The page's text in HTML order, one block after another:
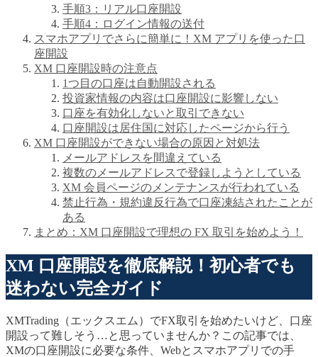
手順3：リアル口座開設
手順4：ログイン情報の送付
スマホアプリでさらに簡単に！XM アプリを使った口
座開設
XM 口座開設時の注意点
1つ目の口座は自動開設される
投資家情報の内容は口座開設に影響しない
口座を有効化しないと取引できない
口座開設は居住国に対応したページから行う
XM 口座開設ができない場合の原因と対処法
メールアドレスを間違えている
複数のメールアドレスで登録しようとしている
XM 会員ページのメンテナンスが行われている
禁止行為・規約違反行為で口座凍結されたことが
ある
まとめ：XM 口座開設で理想の FX 取引を始めよう！
XM 口座開設を徹底解説！初心者でも
迷わない完全ガイド
XMTrading（エックスエム）でFX取引を始めたいけど、口座
開設って難しそう…と思っていませんか？この記事では、
XMの口座開設に必要な条件、Webとスマホアプリでの手